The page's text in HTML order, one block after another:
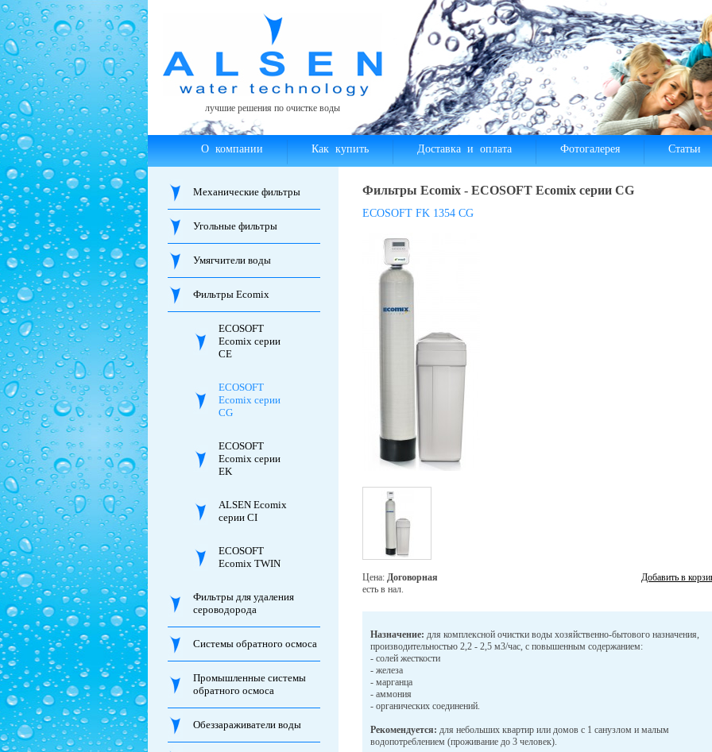
лучшие решения по очистке воды
О компании Как купить Доставка и оплата Фотогалерея Статьи
Механические фильтры
Угольные фильтры
Умягчители воды
Фильтры Ecomix
ECOSOFT
Ecomix серии
CE
ECOSOFT
Ecomix серии
CG
ECOSOFT
Ecomix серии
EK
ALSEN Ecomix
серии CI
ECOSOFT
Ecomix TWIN
Фильтры для удаления
сероводорода
Системы обратного осмоса
Промышленные системы
обратного осмоса
Обеззараживатели воды
Фильтры Ecomix - ECOSOFT Ecomix серии CG
ECOSOFT FK 1354 CG
Цена: Договорная
есть в нал.
Добавить в
Назначение: для комплексной очистки воды хозяйственно-бытового назначения,
производительностью 2,2 - 2,5 м3/час, с повышенным содержанием:
- солей жесткости
- железа
- марганца
- аммония
- органических соединений.
Рекомендуется: для небольших квартир или домов с 1 санузлом и малым
водопотреблением (проживание до 3 человек).